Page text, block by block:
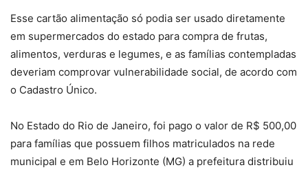
Esse cartão alimentação só podia ser usado diretamente
em supermercados do estado para compra de frutas,
alimentos, verduras e legumes, e as famílias contempladas
deveriam comprovar vulnerabilidade social, de acordo com
o Cadastro Único.
No Estado do Rio de Janeiro, foi pago o valor de R$ 500,00
para famílias que possuem filhos matriculados na rede
municipal e em Belo Horizonte (MG) a prefeitura distribuiu